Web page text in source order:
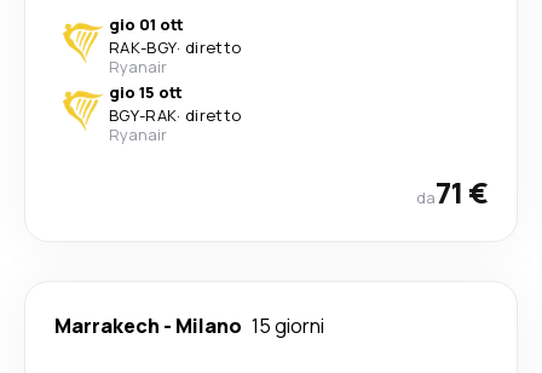
gio 01 ott
RAK-BGY· diretto
Ryanair
gio 15 ott
BGY-RAK· diretto
Ryanair
da71 €
Marrakech - Milano 15 giorni